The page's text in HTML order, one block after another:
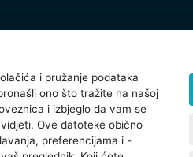
i pružanje podataka
ono što tražite na našoj
i izbjeglo da vam se
Ove datoteke obično
preferencijama i -